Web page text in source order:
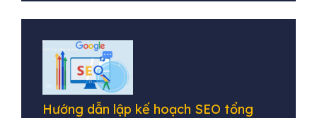
Hướng dẫn lập kế hoạch SEO tổng